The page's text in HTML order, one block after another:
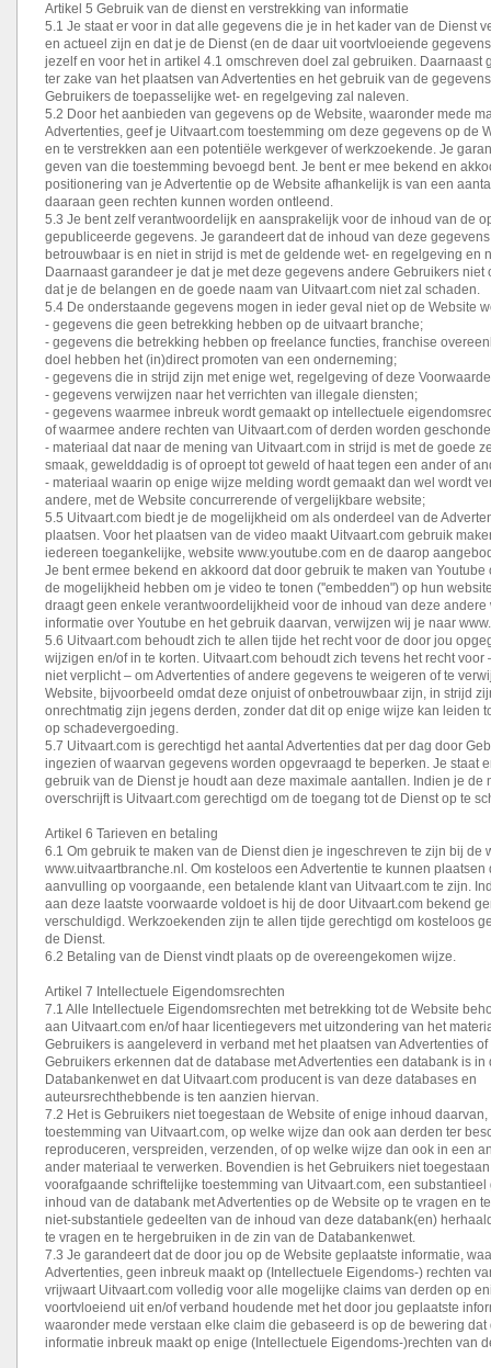
Artikel 5 Gebruik van de dienst en verstrekking van informatie
5.1 Je staat er voor in dat alle gegevens die je in het kader van de Dienst
en actueel zijn en dat je de Dienst (en de daar uit voortvloeiende
jezelf en voor het in artikel 4.1 omschreven doel zal gebruiken. Daarnaast
ter zake van het plaatsen van Advertenties en het gebruik van de
Gebruikers de toepasselijke wet- en regelgeving zal naleven.
5.2 Door het aanbieden van gegevens op de Website, waaronder mede
Advertenties, geef je Uitvaart.com toestemming om deze gegevens op de
en te verstrekken aan een potentiële werkgever of werkzoekende. Je
geven van die toestemming bevoegd bent. Je bent er mee bekend en
positionering van je Advertentie op de Website afhankelijk is van een
daaraan geen rechten kunnen worden ontleend.
5.3 Je bent zelf verantwoordelijk en aansprakelijk voor de inhoud van de
gepubliceerde gegevens. Je garandeert dat de inhoud van deze
betrouwbaar is en niet in strijd is met de geldende wet- en regelgeving en
Daarnaast garandeer je dat je met deze gegevens andere Gebruikers niet
dat je de belangen en de goede naam van Uitvaart.com niet zal schaden.
5.4 De onderstaande gegevens mogen in ieder geval niet op de Website
- gegevens die geen betrekking hebben op de uitvaart branche;
- gegevens die betrekking hebben op freelance functies, franchise
doel hebben het (in)direct promoten van een onderneming;
- gegevens die in strijd zijn met enige wet, regelgeving of deze
- gegevens verwijzen naar het verrichten van illegale diensten;
- gegevens waarmee inbreuk wordt gemaakt op intellectuele
of waarmee andere rechten van Uitvaart.com of derden worden
- materiaal dat naar de mening van Uitvaart.com in strijd is met de goede
smaak, gewelddadig is of oproept tot geweld of haat tegen een ander of
- materiaal waarin op enige wijze melding wordt gemaakt dan wel wordt
andere, met de Website concurrerende of vergelijkbare website;
5.5 Uitvaart.com biedt je de mogelijkheid om als onderdeel van de
plaatsen. Voor het plaatsen van de video maakt Uitvaart.com gebruik
iedereen toegankelijke, website www.youtube.com en de daarop
Je bent ermee bekend en akkoord dat door gebruik te maken van
de mogelijkheid hebben om je video te tonen (''embedden") op hun
draagt geen enkele verantwoordelijkheid voor de inhoud van deze andere
informatie over Youtube en het gebruik daarvan, verwijzen wij je naar
5.6 Uitvaart.com behoudt zich te allen tijde het recht voor de door jou
wijzigen en/of in te korten. Uitvaart.com behoudt zich tevens het recht voor
niet verplicht – om Advertenties of andere gegevens te weigeren of te
Website, bijvoorbeeld omdat deze onjuist of onbetrouwbaar zijn, in strijd
onrechtmatig zijn jegens derden, zonder dat dit op enige wijze kan leiden
op schadevergoeding.
5.7 Uitvaart.com is gerechtigd het aantal Advertenties dat per dag door
ingezien of waarvan gegevens worden opgevraagd te beperken. Je staat
gebruik van de Dienst je houdt aan deze maximale aantallen. Indien je de
overschrijft is Uitvaart.com gerechtigd om de toegang tot de Dienst op te
Artikel 6 Tarieven en betaling
6.1 Om gebruik te maken van de Dienst dien je ingeschreven te zijn bij de
www.uitvaartbranche.nl. Om kosteloos een Advertentie te kunnen plaatsen
aanvulling op voorgaande, een betalende klant van Uitvaart.com te zijn.
aan deze laatste voorwaarde voldoet is hij de door Uitvaart.com bekend
verschuldigd. Werkzoekenden zijn te allen tijde gerechtigd om kosteloos
de Dienst.
6.2 Betaling van de Dienst vindt plaats op de overeengekomen wijze.
Artikel 7 Intellectuele Eigendomsrechten
7.1 Alle Intellectuele Eigendomsrechten met betrekking tot de Website
aan Uitvaart.com en/of haar licentiegevers met uitzondering van het
Gebruikers is aangeleverd in verband met het plaatsen van Advertenties
Gebruikers erkennen dat de database met Advertenties een databank is in
Databankenwet en dat Uitvaart.com producent is van deze databases en
auteursrechthebbende is ten aanzien hiervan.
7.2 Het is Gebruikers niet toegestaan de Website of enige inhoud
toestemming van Uitvaart.com, op welke wijze dan ook aan derden ter
reproduceren, verspreiden, verzenden, of op welke wijze dan ook in een
ander materiaal te verwerken. Bovendien is het Gebruikers niet
voorafgaande schriftelijke toestemming van Uitvaart.com, een
inhoud van de databank met Advertenties op de Website op te vragen en
niet-substantiele gedeelten van de inhoud van deze databank(en)
te vragen en te hergebruiken in de zin van de Databankenwet.
7.3 Je garandeert dat de door jou op de Website geplaatste informatie,
Advertenties, geen inbreuk maakt op (Intellectuele Eigendoms-) rechten
vrijwaart Uitvaart.com volledig voor alle mogelijke claims van derden op
voortvloeiend uit en/of verband houdende met het door jou geplaatste
waaronder mede verstaan elke claim die gebaseerd is op de bewering dat
informatie inbreuk maakt op enige (Intellectuele Eigendoms-)rechten van